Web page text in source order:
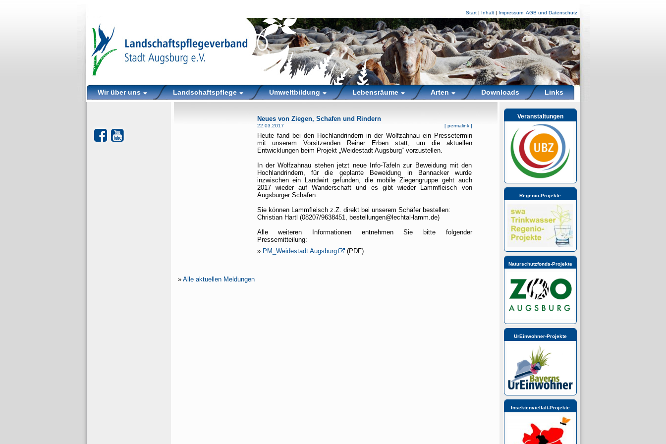
Start| Inhalt| Impressum, AGB und Datenschutz
Wir über uns Landschaftspflege Umweltbildung Lebensräume Arten Downloads Links
Neues von Ziegen, Schafen und Rindern
[ permalink]
22.03.2017
Heute fand bei den Hochlandrindern in der Wolfzahnau ein Pressetermin
mit unserem Vorsitzenden Reiner Erben statt, um die aktuellen
Entwicklungen beim Projekt „Weidestadt Augsburg“ vorzustellen.
In der Wolfzahnau stehen jetzt neue Info-Tafeln zur Beweidung mit den
Hochlandrindern, für die geplante Beweidung in Bannacker wurde
inzwischen ein Landwirt gefunden, die mobile Ziegengruppe geht auch
2017 wieder auf Wanderschaft und es gibt wieder Lammfleisch von
Augsburger Schafen.
Sie können Lammfleisch z.Z. direkt bei unserem Schäfer bestellen:
Christian Hartl (08207/9638451, bestellungen@lechtal-lamm.de)
Alle weiteren Informationen entnehmen Sie bitte folgender
Pressemitteilung:
» PM_Weidestadt Augsburg (PDF)
» Alle aktuellen Meldungen
Veranstaltungen
Regenio-Projekte
Naturschutzfonds-Projekte
UrEinwohner-Projekte
Insektenvielfalt-Projekte